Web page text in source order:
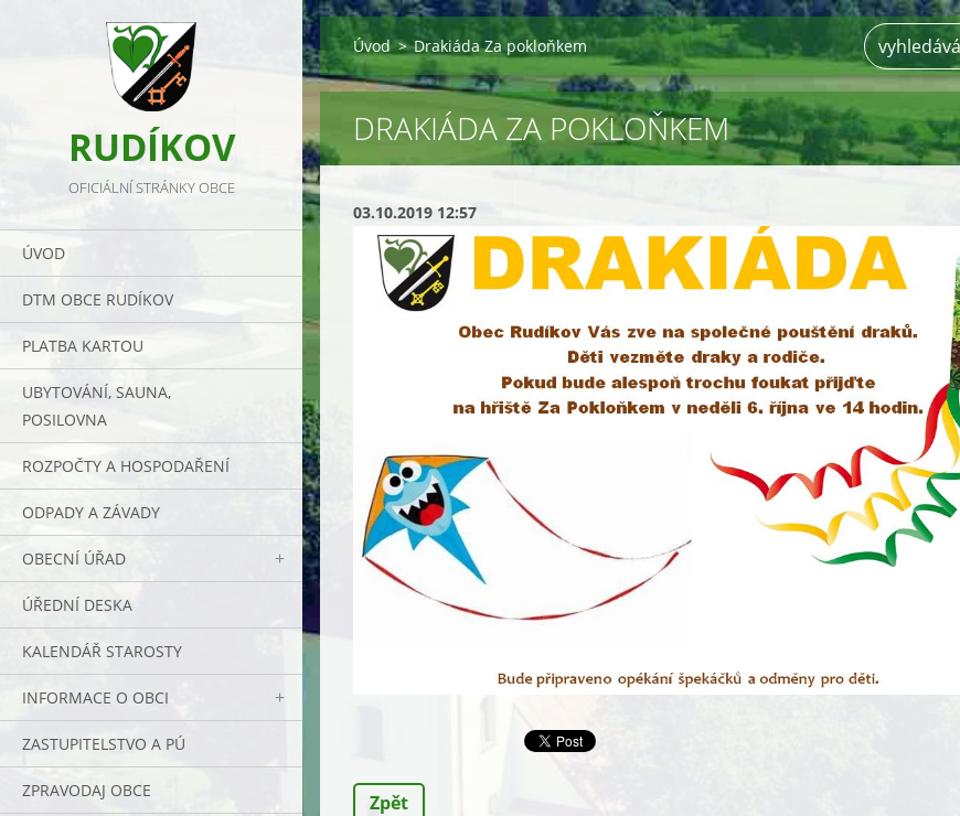
RUDÍKOV
OFICIÁLNÍ STRÁNKY OBCE
ÚVOD
DTM OBCE RUDÍKOV
PLATBA KARTOU
UBYTOVÁNÍ, SAUNA,
POSILOVNA
ROZPOČTY A HOSPODAŘENÍ
ODPADY A ZÁVADY
OBECNÍ ÚŘAD
ÚŘEDNÍ DESKA
KALENDÁŘ STAROSTY
INFORMACE O OBCI
ZASTUPITELSTVO A PÚ
ZPRAVODAJ OBCE
Úvod > Drakiáda Za pokloňkem
DRAKIÁDA ZA POKLOŇKEM
03.10.2019 12:57
Zpět